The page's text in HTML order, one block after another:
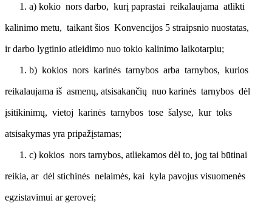
a) kokio nors darbo, kurį paprastai reikalaujama atlikti
kalinimo metu, taikant šios Konvencijos 5 straipsnio nuostatas,
ir darbo lygtinio atleidimo nuo tokio kalinimo laikotarpiu;
b) kokios nors karinės tarnybos arba tarnybos, kurios
reikalaujama iš asmenų, atsisakančių nuo karinės tarnybos dėl
įsitikinimų, vietoj karinės tarnybos tose šalyse, kur toks
atsisakymas yra pripažįstamas;
c) kokios nors tarnybos, atliekamos dėl to, jog tai būtinai
reikia, ar dėl stichinės nelaimės, kai kyla pavojus visuomenės
egzistavimui ar gerovei;